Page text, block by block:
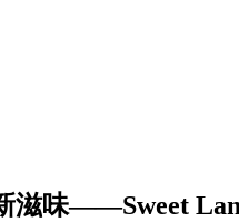
滋味——Sweet